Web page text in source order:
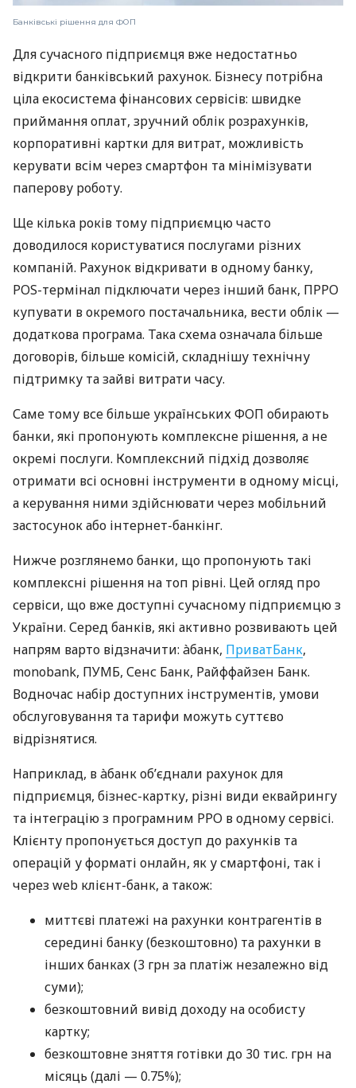
Банківські рішення для ФОП
Для сучасного підприємця вже недостатньо
відкрити банківський рахунок. Бізнесу потрібна
ціла екосистема фінансових сервісів: швидке
приймання оплат, зручний облік розрахунків,
корпоративні картки для витрат, можливість
керувати всім через смартфон та мінімізувати
паперову роботу.
Ще кілька років тому підприємцю часто
доводилося користуватися послугами різних
компаній. Рахунок відкривати в одному банку,
POS-термінал підключати через інший банк, ПРРО
купувати в окремого постачальника, вести облік —
додаткова програма. Така схема означала більше
договорів, більше комісій, складнішу технічну
підтримку та зайві витрати часу.
Саме тому все більше українських ФОП обирають
банки, які пропонують комплексне рішення, а не
окремі послуги. Комплексний підхід дозволяє
отримати всі основні інструменти в одному місці,
а керування ними здійснювати через мобільний
застосунок або інтернет-банкінг.
Нижче розглянемо банки, що пропонують такі
комплексні рішення на топ рівні. Цей огляд про
сервіси, що вже доступні сучасному підприємцю з
України. Серед банків, які активно розвивають цей
напрям варто відзначити: àбанк, ПриватБанк,
monobank, ПУМБ, Сенс Банк, Райффайзен Банк.
Водночас набір доступних інструментів, умови
обслуговування та тарифи можуть суттєво
відрізнятися.
Наприклад, в àбанк об’єднали рахунок для
підприємця, бізнес-картку, різні види еквайрингу
та інтеграцію з програмним РРО в одному сервісі.
Клієнту пропонується доступ до рахунків та
операцій у форматі онлайн, як у смартфоні, так і
через web клієнт-банк, а також:
миттєві платежі на рахунки контрагентів в
середині банку (безкоштовно) та рахунки в
інших банках (3 грн за платіж незалежно від
суми);
безкоштовний вивід доходу на особисту
картку;
безкоштовне зняття готівки до 30 тис. грн на
місяць (далі — 0.75%);